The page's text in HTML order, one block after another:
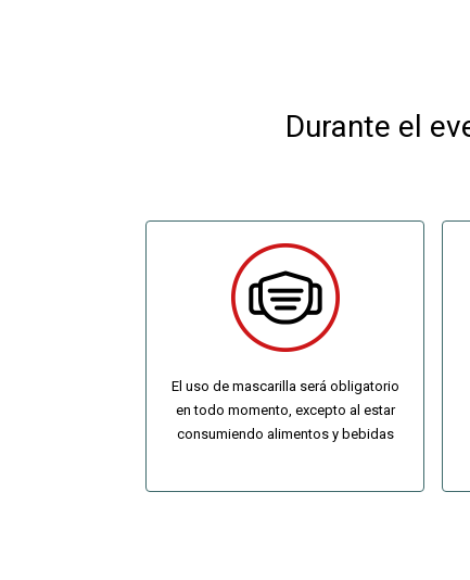
Durante el
El uso de mascarilla será obligatorio
en todo momento, excepto al estar
consumiendo alimentos y bebidas